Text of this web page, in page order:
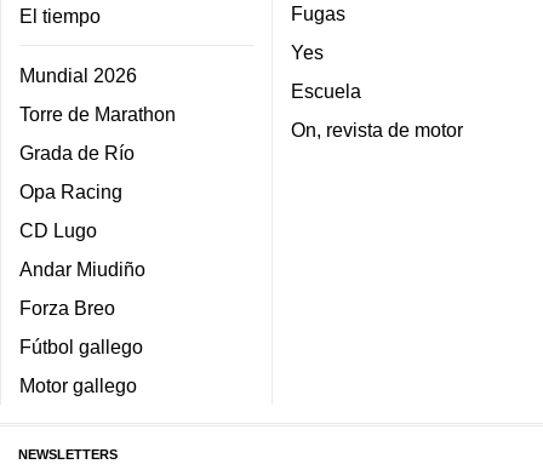
El tiempo
Mundial 2026
Torre de Marathon
Grada de Río
Opa Racing
CD Lugo
Andar Miudiño
Forza Breo
Fútbol gallego
Motor gallego
Fugas
Yes
Escuela
On, revista de motor
NEWSLETTERS